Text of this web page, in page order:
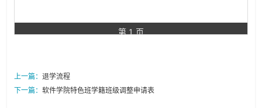
第 1 页
上一篇： 退学流程
下一篇： 软件学院特色班学籍班级调整申请表